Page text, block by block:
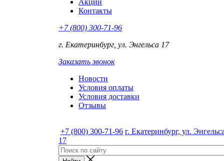
Акции
Контакты
+7 (800) 300-71-96
г. Екатеринбург, ул. Энгельса 17
Заказать звонок
Новости
Условия оплаты
Условия доставки
Отзывы
+7 (800) 300-71-96 г. Екатеринбург, ул.
17